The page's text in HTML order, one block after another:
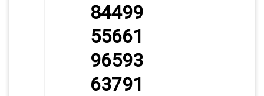
84499
55661
96593
63791